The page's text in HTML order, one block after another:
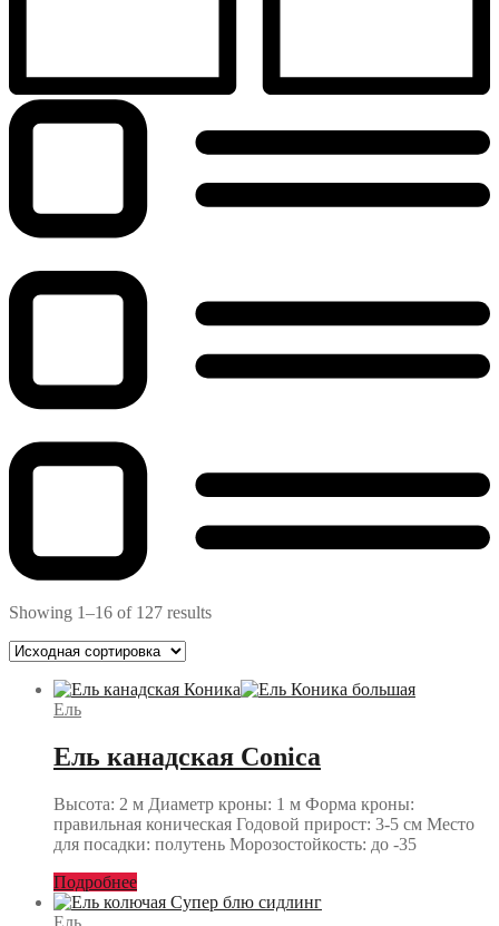
Showing 1–16 of 127 results
Ель
Ель канадская Conica
Высота: 2 м Диаметр кроны: 1 м Форма кроны:
правильная коническая Годовой прирост: 3-5 см Место
для посадки: полутень Морозостойкость: до -35
Подробнее